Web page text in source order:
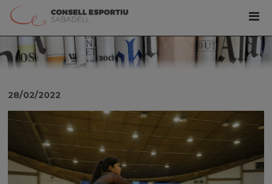
28/02/2022